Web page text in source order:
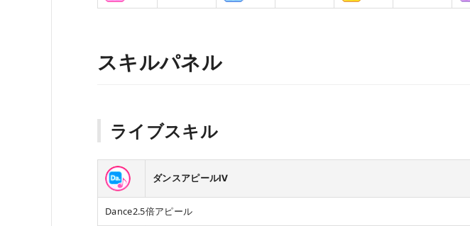
スキルパネル
ライブスキル
ダンスアピールⅣ
Dance2.5倍アピール